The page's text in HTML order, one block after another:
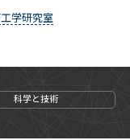
学研究室
科学と技術